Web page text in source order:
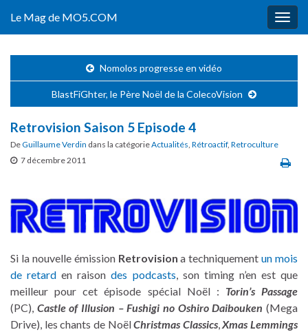
Le Mag de MO5.COM
Nomolos progresse en vidéo
BlastFiGhter, le Père Noël de la ColecoVision
Retrovision Saison 5 Episode 4
DeGuillaume Verdin dans la catégorieActualités, Rétroactif, Retroculture
7 décembre 2011
Si la nouvelle émission Retrovision a techniquementun mois
de retard en raisondes podcasts, son timing n’en est que
meilleur pour cet épisode spécial Noël : Torin’s Passage
(PC), Castle of Illusion – Fushigi no Oshiro Daibouken (Mega
Drive), les chants de NoëlChristmas Classics,Xmas Lemmings